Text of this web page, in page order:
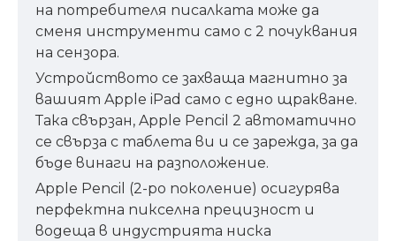
на потребителя писалката може да
сменя инструменти само с 2 почуквания
на сензора.
Устройството се захваща магнитно за
вашият Apple iPad само с едно щракване.
Така свързан, Apple Pencil 2 автоматично
се свърза с таблета ви и се зарежда, за да
бъде винаги на разположение.
Apple Pencil (2-ро поколение) осигурява
перфектна пикселна прецизност и
водеща в индустрията ниска